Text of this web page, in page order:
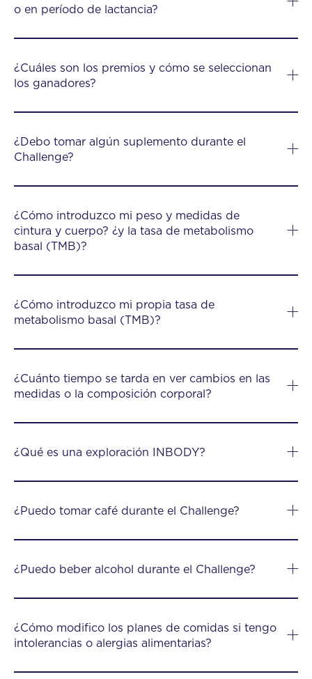
o en período de lactancia?
¿Cuáles son los premios y cómo se seleccionan
los ganadores?
¿Debo tomar algún suplemento durante el
Challenge?
¿Cómo introduzco mi peso y medidas de
cintura y cuerpo? ¿y la tasa de metabolismo
basal (TMB)?
¿Cómo introduzco mi propia tasa de
metabolismo basal (TMB)?
¿Cuánto tiempo se tarda en ver cambios en las
medidas o la composición corporal?
¿Qué es una exploración INBODY?
¿Puedo tomar café durante el Challenge?
¿Puedo beber alcohol durante el Challenge?
¿Cómo modifico los planes de comidas si tengo
intolerancias o alergias alimentarias?